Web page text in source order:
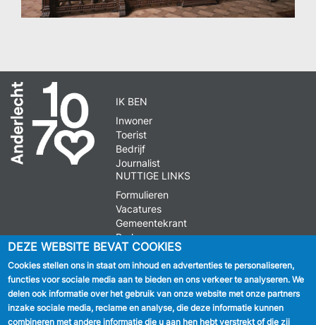
IK BEN
Inwoner
Toerist
Bedrijf
Journalist
NUTTIGE LINKS
Formulieren
Vacatures
Gemeentekrant
Parkeren
VOLG ONS
Facebook
DEZE WEBSITE BEVAT COOKIES
Cookies stellen ons in staat om inhoud en advertenties te personaliseren,
functies voor sociale media aan te bieden en ons verkeer te analyseren. We
delen ook informatie over het gebruik van onze website met onze partners
inzake sociale media, reclame en analyse, die deze informatie kunnen
combineren met andere informatie die u aan hen hebt verstrekt of die zij